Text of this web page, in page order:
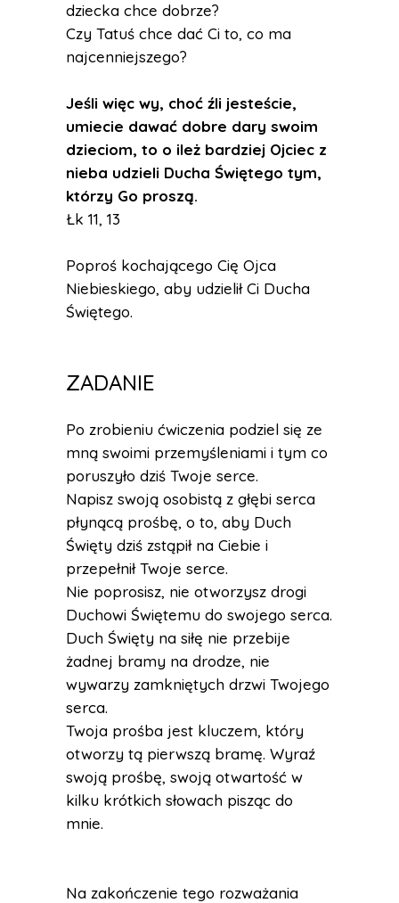
dziecka chce dobrze?
Czy Tatuś chce dać Ci to, co ma
najcenniejszego?
Jeśli więc wy, choć źli jesteście,
umiecie dawać dobre dary swoim
dzieciom, to o ileż bardziej Ojciec z
nieba udzieli Ducha Świętego tym,
którzy Go proszą.
Łk 11, 13
Poproś kochającego Cię Ojca
Niebieskiego, aby udzielił Ci Ducha
Świętego.
ZADANIE
Po zrobieniu ćwiczenia podziel się ze
mną swoimi przemyśleniami i tym co
poruszyło dziś Twoje serce.
Napisz swoją osobistą z głębi serca
płynącą prośbę, o to, aby Duch
Święty dziś zstąpił na Ciebie i
przepełnił Twoje serce.
Nie poprosisz, nie otworzysz drogi
Duchowi Świętemu do swojego serca.
Duch Święty na siłę nie przebije
żadnej bramy na drodze, nie
wywarzy zamkniętych drzwi Twojego
serca.
Twoja prośba jest kluczem, który
otworzy tą pierwszą bramę. Wyraź
swoją prośbę, swoją otwartość w
kilku krótkich słowach pisząc do
mnie.
Na zakończenie tego rozważania